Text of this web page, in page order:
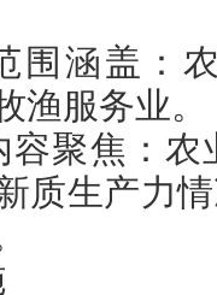
围涵盖：
渔服务业。
容聚焦：
质生产力